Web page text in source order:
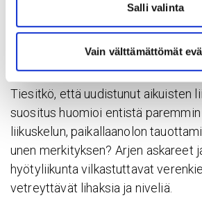
Salli valinta
Vain välttämättömät
Pienikin liike edistää
kerral­laan
Tiesitkö, että uudistunut aikuisten
suositus huomioi entistä
liikuskelun, paikallaanolon
unen merkityksen? Arjen askareet
hyötyliikunta vilkastuttavat
vetreyttävät lihaksia ja niveliä.